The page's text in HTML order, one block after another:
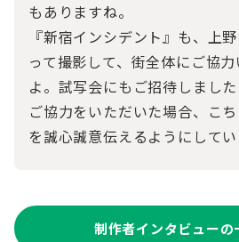
もありますね。
『新宿インシデント』も、上
って撮影して、街全体にご協
よ。試写会にもご招待しまし
ご協力をいただいた場合、こ
を誠心誠意伝えるようにしてい
制作者インタビューの